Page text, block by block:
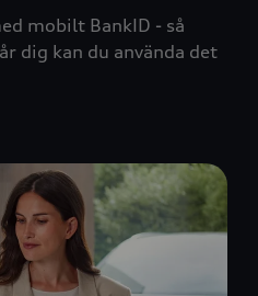
mobilt BankID - så
dig kan du använda det